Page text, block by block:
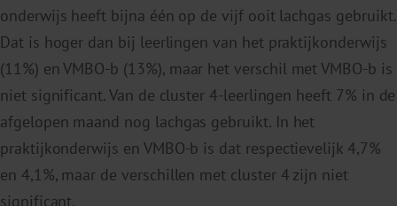
onderwijs heeft bijna één op de vijf ooit lachgas gebruikt.
Dat is hoger dan bij leerlingen van het praktijkonderwijs
(11%) en VMBO-b (13%), maar het verschil met VMBO-b is
niet significant. Van de cluster 4-leerlingen heeft 7% in de
afgelopen maand nog lachgas gebruikt. In het
praktijkonderwijs en VMBO-b is dat respectievelijk 4,7%
en 4,1%, maar de verschillen met cluster 4 zijn niet
significant.